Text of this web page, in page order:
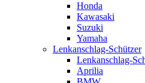
Honda
Kawasaki
Suzuki
Yamaha
Lenkanschlag-Schützer
Lenkanschlag-
Aprilia